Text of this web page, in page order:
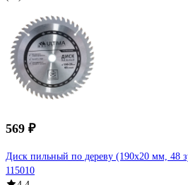
569 ₽
Диск пильный по дереву (190х20 мм, 48
115010